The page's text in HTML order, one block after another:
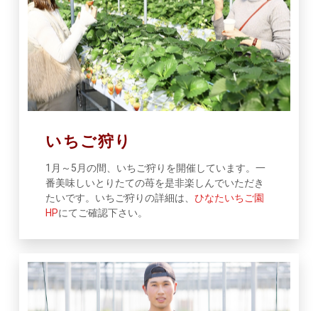
いちご狩り
1月～5月の間、いちご狩りを開催しています。一
番美味しいとりたての苺を是非楽しんでいただき
たいです。いちご狩りの詳細は、 ひなたいちご園
HPにてご確認下さい。